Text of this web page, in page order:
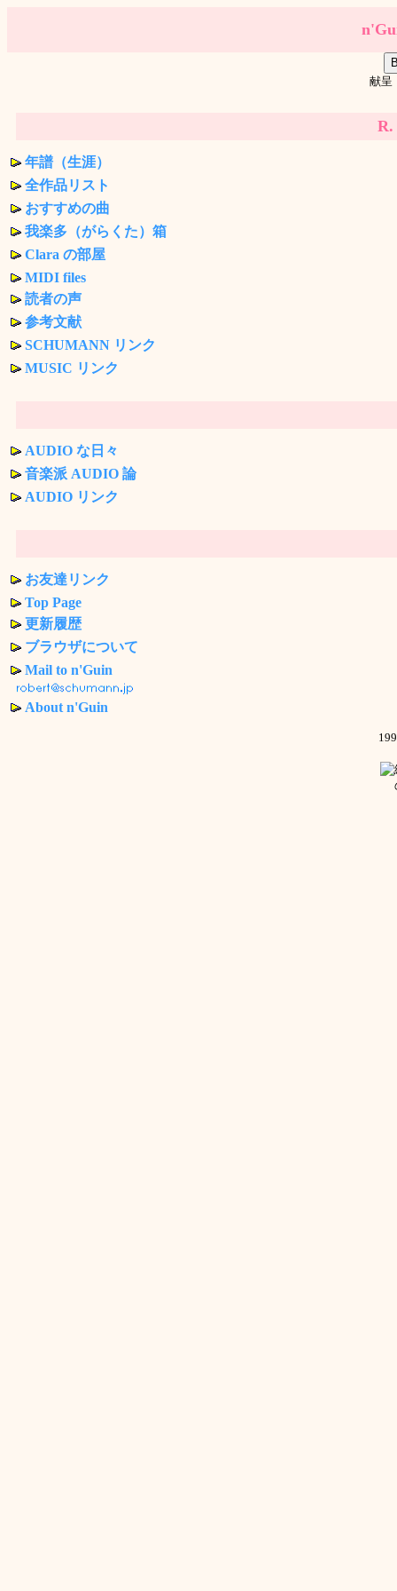
献呈
R.
年譜（生涯）
全作品リスト
おすすめの曲
我楽多（がらくた）箱
Clara の部屋
MIDI files
読者の声
参考文献
SCHUMANN リンク
MUSIC リンク
AUDIO な日々
音楽派 AUDIO 論
AUDIO リンク
お友達リンク
Top Page
更新履歴
ブラウザについて
Mail to n'Guin
About n'Guin